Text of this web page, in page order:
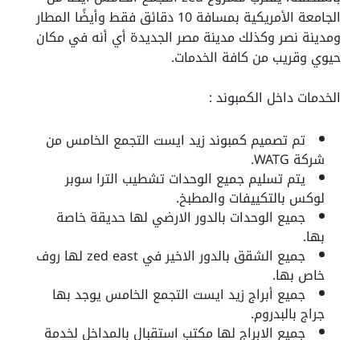
الجامعة الأمريكية بمسافة 10 دقائق فقط وأيضًا المطار
ومدينة نصر وكذلك مدينة مصر الجديدة أي أنه في مكان
حيوي وقريب من كافة الخدمات.
الخدمات داخل الكمبوند :
تم تصميم كمبوند زيد ايست التجمع الخامس من
شركة WATG.
يتم تسليم جميع الوحدات تشطيب الترا سوبر
لوكس بالتكييفات والمطبخ.
جميع الوحدات بالدور الارضي لها حديقة خاصة
بها.
جميع الشقق بالدور الاخير فيzed eastلها روف
خاص بها.
جميع أبراجزيد ايست التجمع الخامسيوجد بها
جراج بالبدروم.
جميع الابراج لها مكتب استقبال بالمداخل لخدمة